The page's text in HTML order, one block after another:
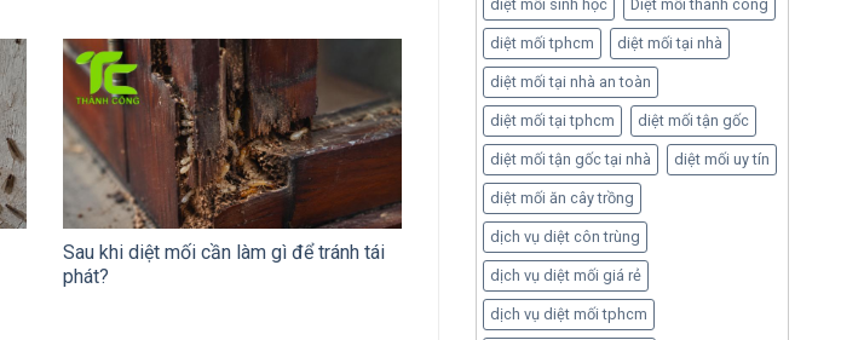
Sau khi diệt mối cần làm gì để tránh tái
phát?
diệt mối sinh học Diệt mối thành công
diệt mối tphcm diệt mối tại nhà
diệt mối tại nhà an toàn
diệt mối tại tphcm diệt mối tận gốc
diệt mối tận gốc tại nhà diệt mối uy tín
diệt mối ăn cây trồng
dịch vụ diệt côn trùng
dịch vụ diệt mối giá rẻ
dịch vụ diệt mối tphcm